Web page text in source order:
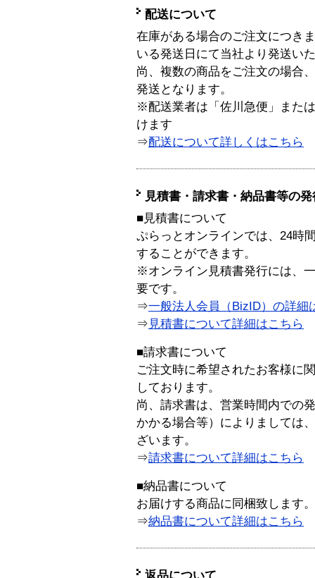
配送について
在庫がある場合のご注文につき
いる発送日にて当社より発送い
尚、複数の商品をご注文の場合
発送となります。
※配送業者は「佐川急便」また
けます
⇒配送について詳しくはこちら
見積書・請求書・納品書等の
■見積書について
ぷらっとオンラインでは、24時
することができます。
※オンライン見積書発行には、
要です。
⇒一般法人会員（BizID）の詳細
⇒ 見積書について詳細はこちら
■請求書について
ご注文時に希望されたお客様に
しております。
尚、請求書は、営業時間内での
かかる場合等）によりましては
ざいます。
⇒請求書について詳細はこちら
■納品書について
お届けする商品に同梱致します。
⇒納品書について詳細はこちら